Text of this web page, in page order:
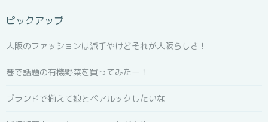
ピックアップ
大阪のファッションは派手やけどそれが大阪らしさ！
巷で話題の有機野菜を買ってみたー！
ブランドで揃えて娘とペアルックしたいな